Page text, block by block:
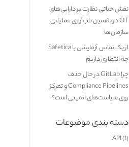
نقش حیاتی نظارت بر دارایی‌های
OT در تضمین تاب‌آوری عملیاتی
سازمان‌ها
از یک تماس آزمایشی با Safetica
چه انتظاری داریم
چرا GitLab در حال حذف
Compliance Pipelines و تمرکز
روی سیاست‌های امنیتی است؟
دسته بندی موضوعات
API(1)